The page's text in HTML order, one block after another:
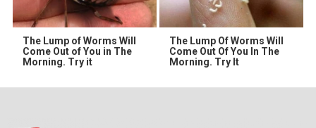
The Lump of Worms Will
Come Out of You in The
Morning. Try it
The Lump Of Worms Will
Come Out Of You In The
Morning. Try It